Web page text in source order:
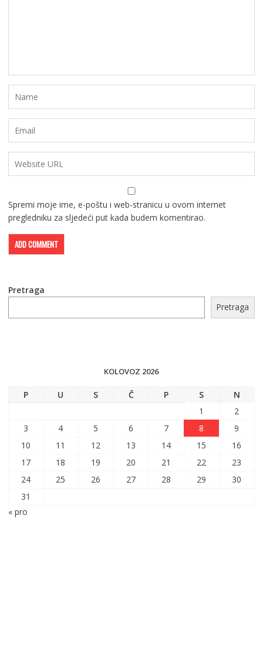
Spremi moje ime, e-poštu i web-stranicu u ovom internet
pregledniku za sljedeći put kada budem komentirao.
Pretraga
Pretraga
KOLOVOZ 2026
P U S Č P S
N
1
2
3
4 5 6 7 8
9
10
11 12 13 14 15
16
17
18 19 20 21 22
23
24
25 26 27 28 29
30
31
« pro